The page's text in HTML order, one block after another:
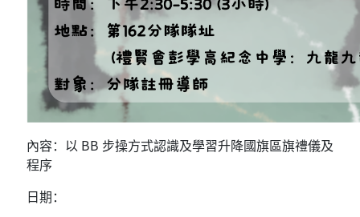
內容：以 BB 步操方式認識及學習升降國旗區旗禮儀及
程序
日期：